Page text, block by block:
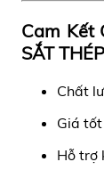
Cam Kết
SẮT
Chất
Giá
Hỗ trợ